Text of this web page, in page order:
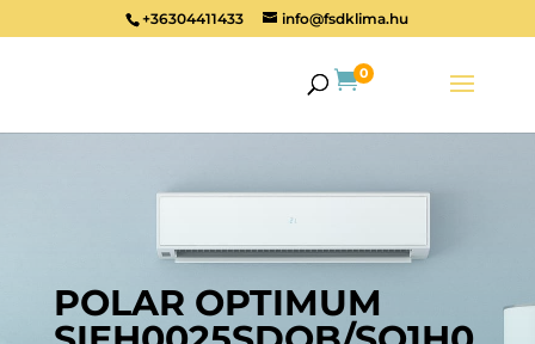
+36304411433 info@fsdklima.hu
0
POLAR OPTIMUM